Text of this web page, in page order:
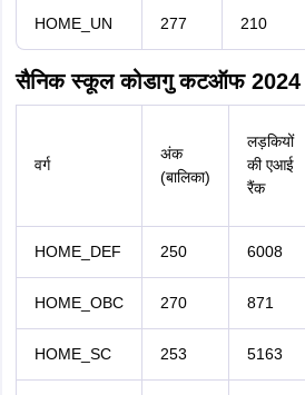
HOME_UN 277 210
सैनिक स्कूल कोडागु कटऑफ 2024
वर्ग
अंक
(बालिका)
लड़कियों
की एआई
रैंक
HOME_DEF 250 6008
HOME_OBC 270 871
HOME_SC 253 5163